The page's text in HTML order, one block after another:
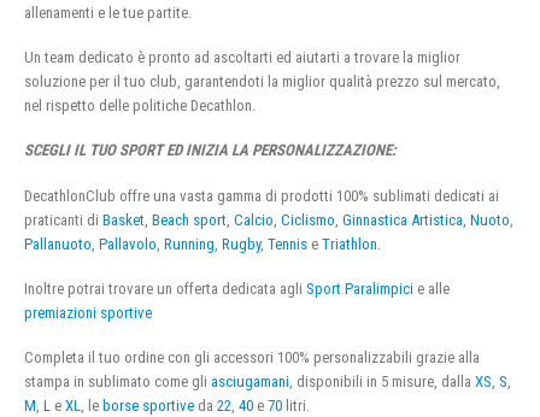
allenamenti e le tue partite.
Un team dedicato è pronto ad ascoltarti ed aiutarti a trovare la miglior
soluzione per il tuo club, garantendoti la miglior qualità prezzo sul mercato,
nel rispetto delle politiche Decathlon.
SCEGLI IL TUO SPORT ED INIZIA LA PERSONALIZZAZIONE:
DecathlonClub offre una vasta gamma di prodotti 100% sublimati dedicati ai
praticanti di Basket Beach sport Calcio Ciclismo Ginnastica Artistica Nuoto
Pallanuoto Pallavolo Running Rugby, Tennis e Triathlon
Inoltre potrai trovare un offerta dedicata agli Sport Paralimpici e alle
premiazioni sportive
Completa il tuo ordine con gli accessori 100% personalizzabili grazie alla
stampa in sublimato come gli asciugamani, disponibili in 5 misure, dalla XS, S,
M, L e XL, le borse sportive da 22, 40 e 70 litri.